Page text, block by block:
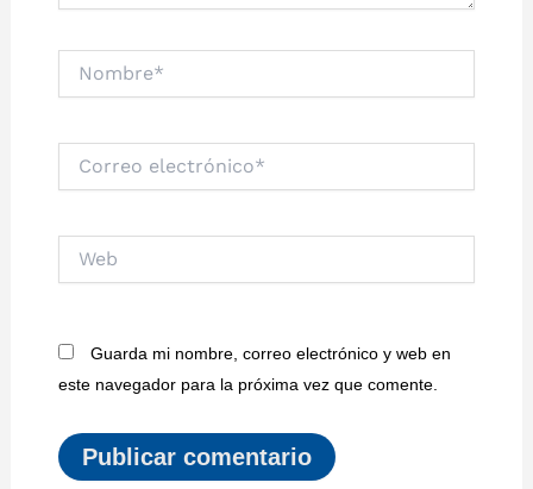
electrónico*
Guarda mi nombre, correo electrónico y web en
este navegador para la próxima vez que comente.